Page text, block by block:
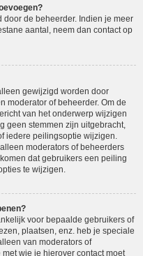
de beheerder. Indien je meer
aantal, neem dan contact op
gewijzigd worden door
moderator of beheerder. Om de
van het onderwerp wijzigen
geen stemmen zijn uitgebracht,
iedere peilingsoptie wijzigen.
moderators of beheerders
dat gebruikers een peiling
te wijzigen.
voor bepaalde gebruikers of
plaatsen, enz. heb je speciale
van moderators of
wie je hierover contact moet